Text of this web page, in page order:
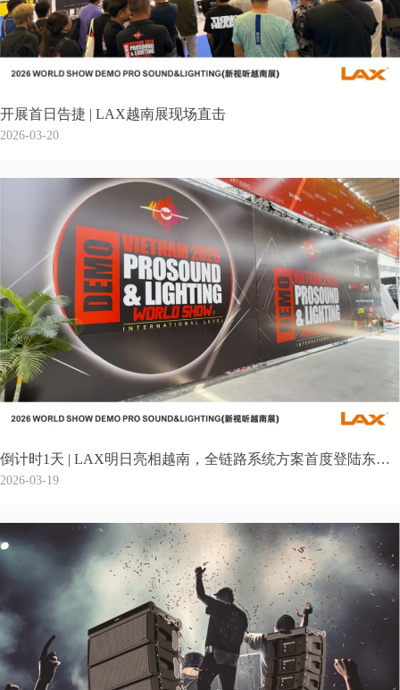
开展首日告捷 | LAX越南展现场直击
2026-03-20
倒计时1天 | LAX明日亮相越南，全链路系统方案首度登陆东南亚
2026-03-19